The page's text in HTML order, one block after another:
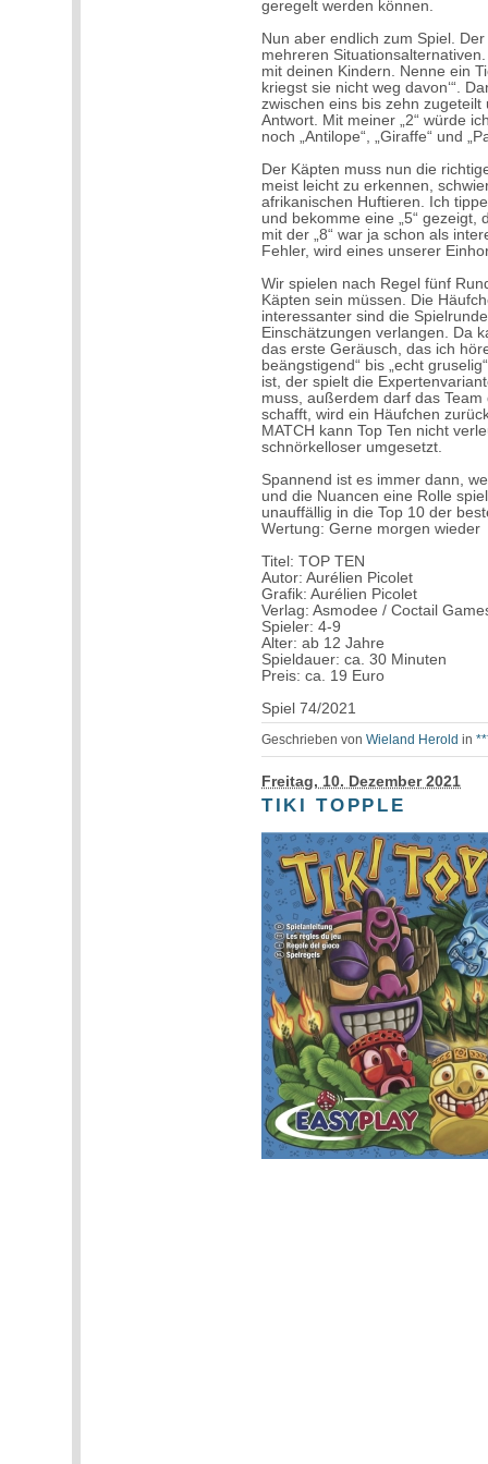
geregelt werden können.
Nun aber endlich zum Spiel.
mehreren
mit deinen Kindern. Nenne ein
kriegst sie nicht weg davon‘“.
zwischen eins bis zehn
Antwort. Mit meiner „2“ würde
noch „Antilope“, „Giraffe“ und
Der Käpten muss nun die
meist leicht zu erkennen,
afrikanischen Huftieren. Ich
und bekomme eine „5“ gezeigt,
mit der „8“ war ja schon als
Fehler, wird eines unserer
Wir spielen nach Regel fünf
Käpten sein müssen. Die
interessanter sind die
Einschätzungen verlangen. Da
das erste Geräusch, das ich
beängstigend“ bis „echt
ist, der spielt die
muss, außerdem darf das
schafft, wird ein Häufchen
MATCH kann Top Ten nicht
schnörkelloser umgesetzt.
Spannend ist es immer dann,
und die Nuancen eine Rolle
unauffällig in die Top 10 der
Wertung: Gerne morgen wieder
Titel: TOP TEN
Autor: Aurélien Picolet
Grafik: Aurélien Picolet
Verlag: Asmodee / Coctail
Spieler: 4-9
Alter: ab 12 Jahre
Spieldauer: ca. 30 Minuten
Preis: ca. 19 Euro
Spiel 74/2021
Geschrieben vonWieland Herold in
Freitag, 10. Dezember 2021
TIKI TOPPLE